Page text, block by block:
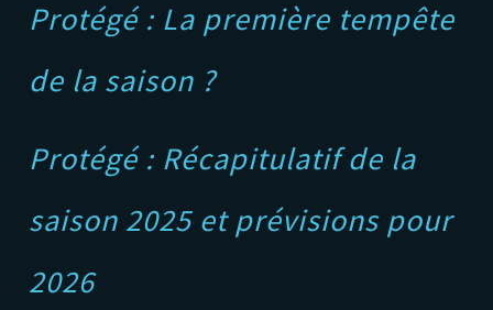
Protégé : La première tempête
de la saison ?
Protégé : Récapitulatif de la
saison 2025 et prévisions pour
2026